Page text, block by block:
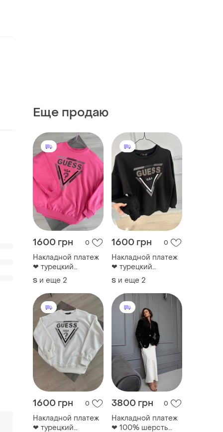
Еще продаю
1600 грн 0
Накладной платеж
❤ турецкий
хлопковый
оверсайз свитшот
из лого в стиле
guess со стразами
S и еще 2
1600 грн 0
Накладной платеж
❤ турецкий
хлопковый
оверсайз свитшот
из лого в стиле
guess со стразами
S и еще 2
1600 грн 0
Накладной платеж
❤ турецкий
3800 грн 0
Накладной платеж
❤ 100% шерсть